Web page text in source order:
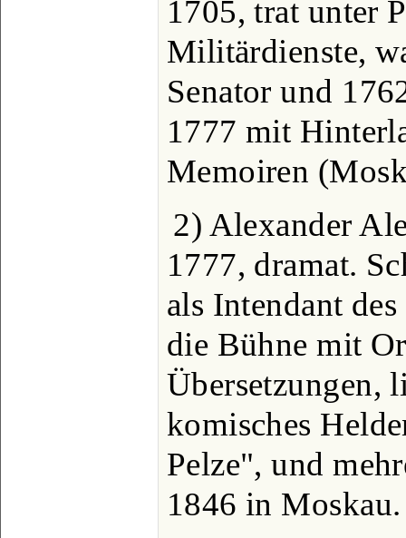
1705, trat unter
Militärdienste,
Senator und
1777 mit
Memoiren
2) Alexander
1777, dramat.
als Intendant
die Bühne mit
Übersetzungen,
komisches
Pelze", und
1846 in Moskau.